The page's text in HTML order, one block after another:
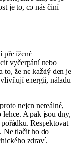
je to, co nás činí
přetížené
vyčerpání nebo
to, že ne každý den je
energii, náladu
nejen nereálné,
A pak jsou dny,
Respektovat
Ne tlačit ho do
zdraví.